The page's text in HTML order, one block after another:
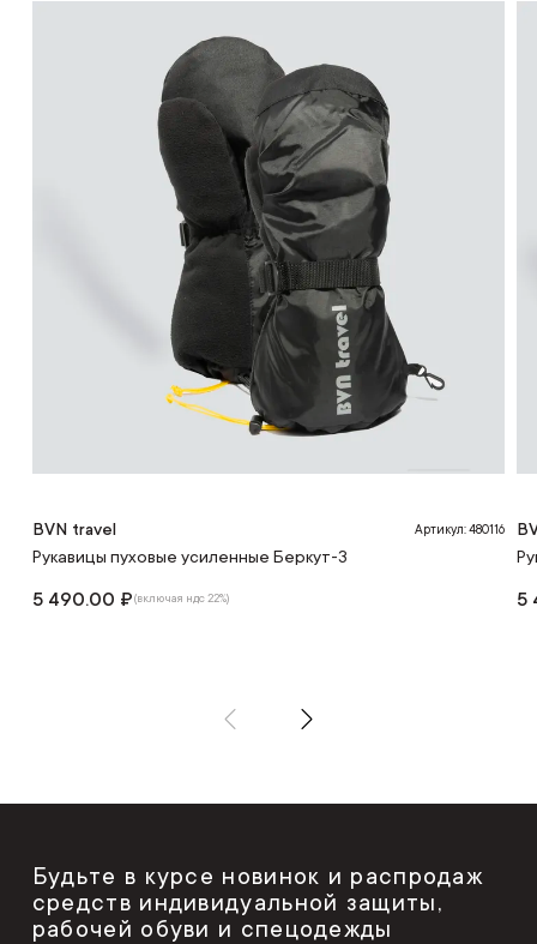
BVN travel Артикул: 480116
Рукавицы пуховые усиленные Беркут-3
5 490.00 ₽(включая ндс 22%) 5
Будьте в курсе новинок и распродаж
средств индивидуальной защиты,
рабочей обуви и спецодежды